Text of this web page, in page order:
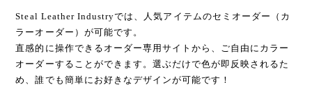
Steal Leather Industryでは、人気アイテムのセミオーダー（カ
ラーオーダー）が可能です。
直感的に操作できるオーダー専用サイトから、ご自由にカラー
オーダーすることができます。選ぶだけで色が即反映されるた
め、誰でも簡単にお好きなデザインが可能です！